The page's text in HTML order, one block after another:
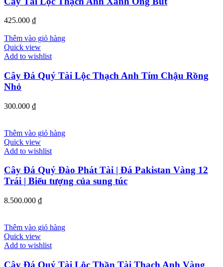
425.000 ₫
Thêm vào giỏ hàng
Quick view
Add to wishlist
Cây Đá Quý Tài Lộc Thạch Anh Tím Chậu Rồng
Nhỏ
300.000 ₫
Thêm vào giỏ hàng
Quick view
Add to wishlist
Cây Đá Quý Đào Phát Tài | Đá Pakistan Vàng 12
Trái | Biểu tượng của sung túc
8.500.000 ₫
Thêm vào giỏ hàng
Quick view
Add to wishlist
Cây Đá Quý Tài Lộc Thần Tài Thạch Anh Vàng